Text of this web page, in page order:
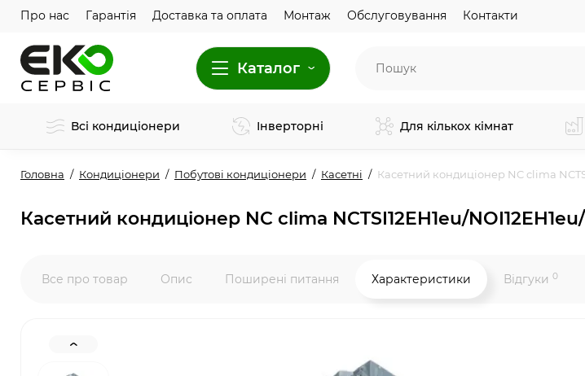
Про нас Гарантія Доставка та оплата Монтаж Обслуговування Контакти
Каталог
Всі кондиціонери Інверторні Для кількох кімнат
Головна Кондиціонери Побутові кондиціонери Касетні Касетний кондиціонер NC clima
Касетний кондиціонер NC clima NCTSI12EH1eu/
Все про товар Опис Поширені питання Характеристики Відгуки 0